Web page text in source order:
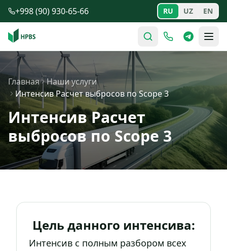
Перейти к содержимому
+998 (90) 930-65-66 RU UZ EN
Главная
Наши услуги
Интенсив Расчет выбросов по Scope 3
Интенсив Расчет
выбросов по Scope 3
Цель данного интенсива:
Интенсив с полным разбором всех